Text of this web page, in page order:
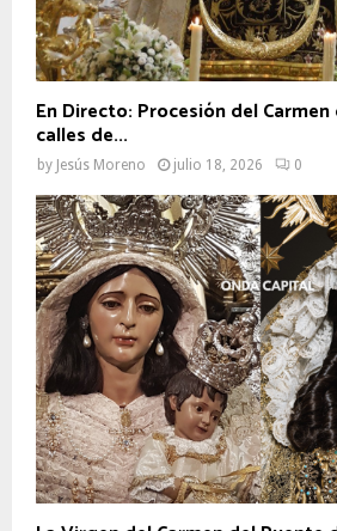
En Directo: Procesión del Carmen
calles de...
by Jesús Moreno julio 18, 2026 0